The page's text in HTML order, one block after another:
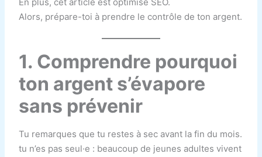
Alors, prépare-toi à prendre le contrôle de ton argent.
1. Comprendre pourquoi
ton argent s’évapore
sans prévenir
Tu remarques que tu restes à sec avant la fin du mois.
tu n’es pas seul·e : beaucoup de jeunes adultes vivent